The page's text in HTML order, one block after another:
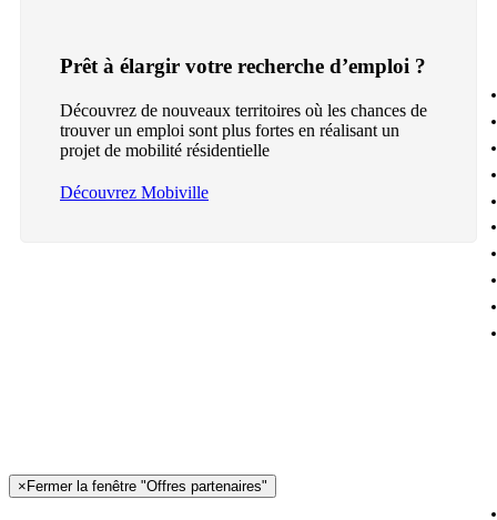
Prêt à élargir votre recherche d’emploi ?
Découvrez de nouveaux territoires où les chances de
trouver un emploi sont plus fortes en réalisant un
projet de mobilité résidentielle
Découvrez Mobiville
× Fermer la fenêtre "Offres partenaires"